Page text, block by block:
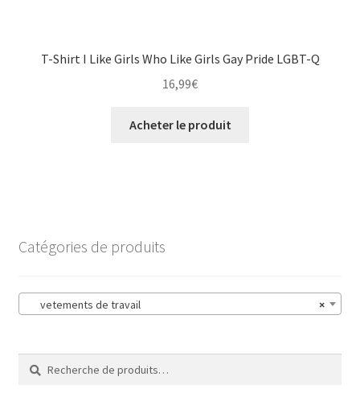
T-Shirt I Like Girls Who Like Girls Gay Pride LGBT-Q
16,99€
Acheter le produit
Catégories de produits
×
vetements de travail
Recherche
pour :
Recherche